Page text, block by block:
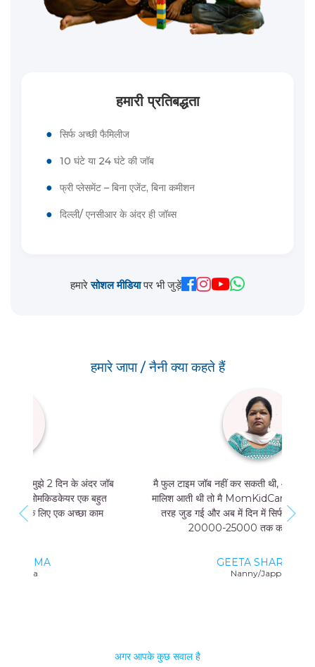
हमारी प्रतिबद्धता
● सिर्फ अच्छी फैमिलीज
● 10 घंटे या 24 घंटे की जॉब
● फ्री प्लेसमेंट – बिना एजेंट, बिना कमीशन
● दिल्ली/ एनसीआर के अंदर ही जॉब्स
हमारेसोशल मीडियापर भी जुड़ें
हमारे जापा / नैनी क्या कहते हैं
मै फुल टाइम जॉब नहीं कर सकती थी, और मुझे मां और बच्चे की
मालिश आती थी तो मै MomKidCare के साथ फ्रीलांसर की
तरह जुड गई और अब में दिन में सिर्फ 4 घंटे काम करके भी
20000-25000 तक कमा सकती हूं।
अगर आपके कुछ सवाल है